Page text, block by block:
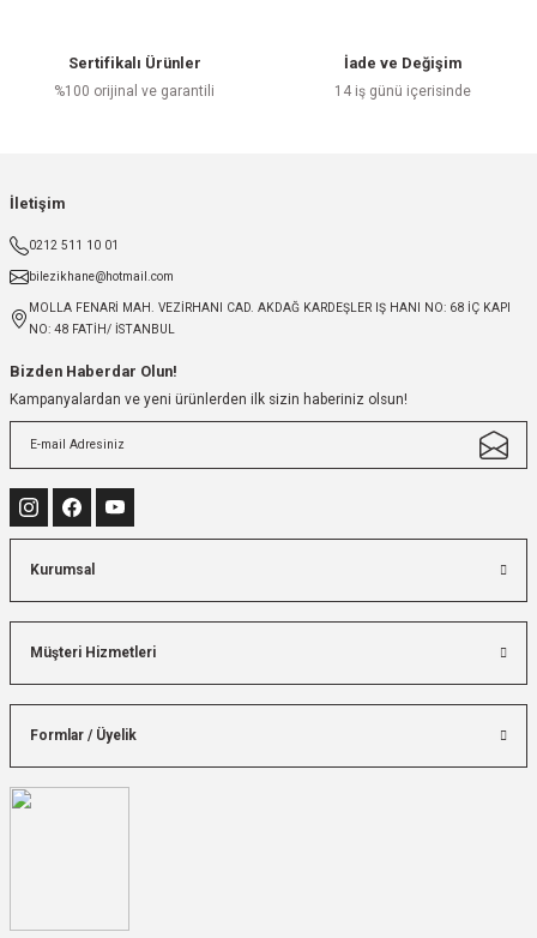
Sertifikalı Ürünler
%100 orijinal ve garantili
İade ve Değişim
14 iş günü içerisinde
İletişim
0212 511 10 01
bilezikhane@hotmail.com
MOLLA FENARİ MAH. VEZİRHANI CAD. AKDAĞ KARDEŞLER IŞ HANI NO: 68 İÇ KAPI
NO: 48 FATİH/ İSTANBUL
Bizden Haberdar Olun!
Kampanyalardan ve yeni ürünlerden ilk sizin haberiniz olsun!
Kurumsal
Müşteri Hizmetleri
Formlar / Üyelik